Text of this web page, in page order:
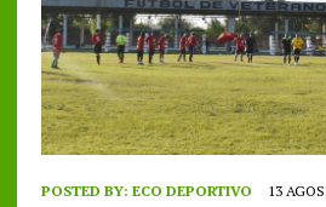
POSTED BY: ECO DEPORTIVO 13